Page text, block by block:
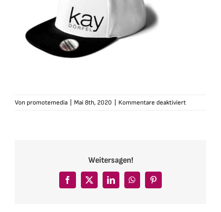
Von promotemedia Mai 8th, 2020 Kommentare deaktiviertfür
Weitersagen!
Facebook
X LinkedInWhatsAppPinterest